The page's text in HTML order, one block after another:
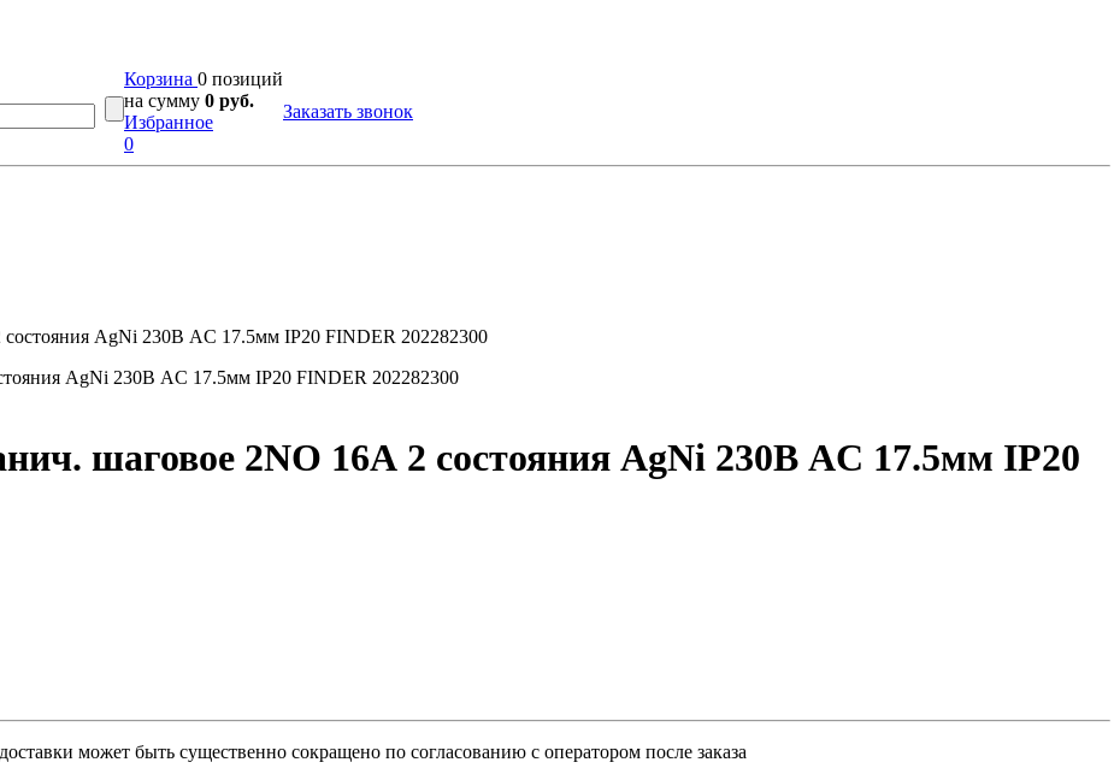
Корзина 0 позиций
на сумму 0 руб.
Избранное
0
Заказать звонок
AgNi 230В AC 17.5мм IP20 FINDER 202282300
шаговое 2NO 16А 2 состояния AgNi 230В AC 17.5мм IP20
может быть существенно сокращено по согласованию с оператором после заказа